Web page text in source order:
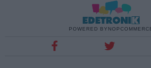
POWERED BY